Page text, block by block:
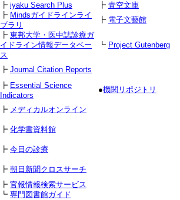
┣ iyaku Search Plus ┣ 青空文庫
┣ Mindsガイドラインライ
ブラリ
┣ 電子文藝館
┣ 東邦大学・医中誌診療ガ
イドライン情報データベー
ス
┗ Project Gutenberg
┣ Journal Citation Reports
┣ Essential Science
Indicators
●機関リポジトリ
┣ メディカルオンライン
┣ 化学書資料館
┣ 今日の診療
┣ 朝日新聞クロスサーチ
┣ 官報情報検索サービス
┗ 専門図書館ガイド